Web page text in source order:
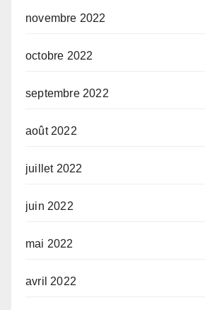
novembre 2022
octobre 2022
septembre 2022
août 2022
juillet 2022
juin 2022
mai 2022
avril 2022